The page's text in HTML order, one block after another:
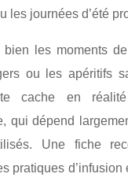
les journées d’été
bien les moments
ou les apéritifs
cache en
qui dépend
Une fiche
pratiques d’infusion